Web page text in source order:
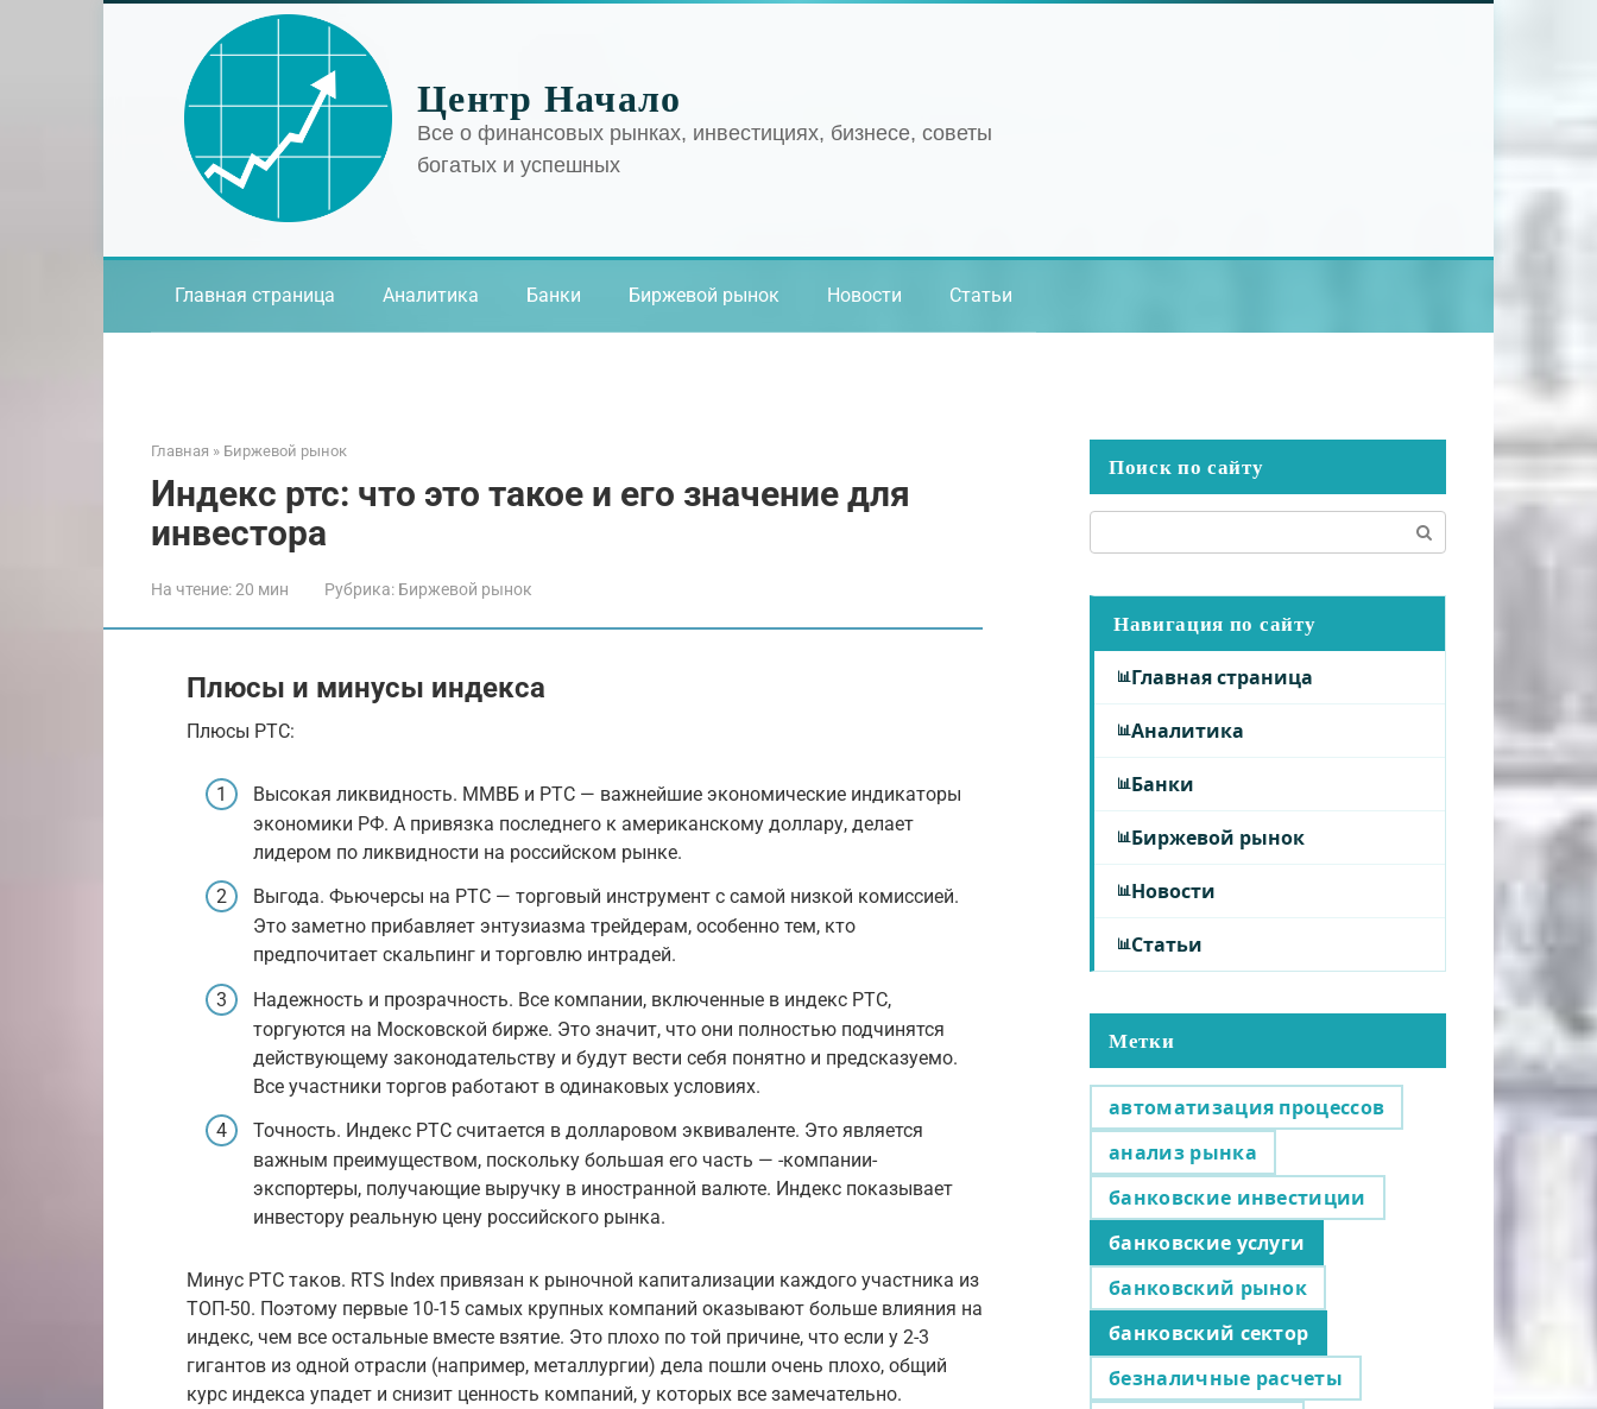
Центр Начало
Все о финансовых рынках, инвестициях, бизнесе, советы
богатых и успешных
Главная страница Аналитика Банки Биржевой рынок Новости Статьи
Главная » Биржевой рынок
Индекс ртс: что это такое и его значение для
инвестора
На чтение:20 мин Рубрика: Биржевой рынок
Плюсы и минусы индекса
Плюсы РТС:
Высокая ликвидность. ММВБ и РТС — важнейшие экономические индикаторы
экономики РФ. А привязка последнего к американскому доллару, делает
лидером по ликвидности на российском рынке.
Выгода. Фьючерсы на РТС — торговый инструмент с самой низкой комиссией.
Это заметно прибавляет энтузиазма трейдерам, особенно тем, кто
предпочитает скальпинг и торговлю интрадей.
Надежность и прозрачность. Все компании, включенные в индекс PTC,
торгуются на Московской бирже. Это значит, что они полностью подчинятся
действующему законодательству и будут вести себя понятно и предсказуемо.
Все участники торгов работают в одинаковых условиях.
Точность. Индекс РТС считается в долларовом эквиваленте. Это является
важным преимуществом, поскольку большая его часть — -компании-
экспортеры, получающие выручку в иностранной валюте. Индекс показывает
инвестору реальную цену российского рынка.
Минус РТС таков. RTS Index привязан к рыночной капитализации каждого участника из
ТОП-50. Поэтому первые 10-15 самых крупных компаний оказывают больше влияния на
индекс, чем все остальные вместе взятие. Это плохо по той причине, что если у 2-3
гигантов из одной отрасли (например, металлургии) дела пошли очень плохо, общий
курс индекса упадет и снизит ценность компаний, у которых все замечательно.
Поиск по сайту
Навигация по сайту
Главная страница
Аналитика
Банки
Биржевой рынок
Новости
Статьи
Метки
автоматизация процессов
анализ рынка
банковские инвестиции
банковские услуги
банковский рынок
банковский сектор
безналичные расчеты